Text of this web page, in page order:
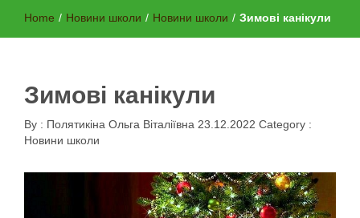
Шосткинська початкова школа
"Паросток"
Home / Новини школи / Новини школи / Зимові канікули
Зимові канікули
By : Полятикіна Ольга Віталіївна 23.12.2022 Category :
Новини школи